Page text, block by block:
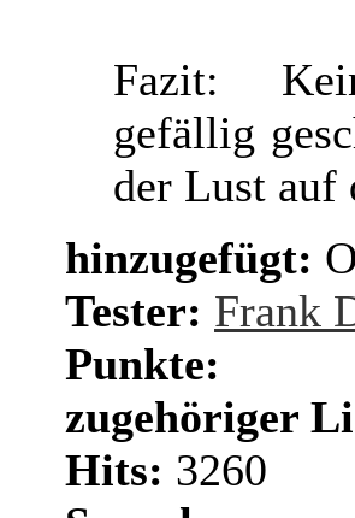
Fazit:
gefällig
der Lust auf
hinzugefügt:
Tester: Frank
Punkte:
zugehöriger
Hits: 3260